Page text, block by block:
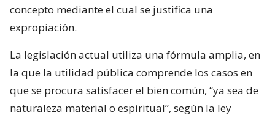
concepto mediante el cual se justifica una
expropiación.
La legislación actual utiliza una fórmula amplia, en
la que la utilidad pública comprende los casos en
que se procura satisfacer el bien común, “ya sea de
naturaleza material o espiritual”, según la ley